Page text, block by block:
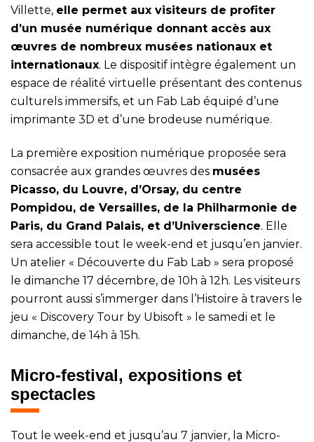
Villette, elle permet aux visiteurs de profiter
d’un musée numérique donnant accès aux
œuvres de nombreux musées nationaux et
internationaux. Le dispositif intègre également un
espace de réalité virtuelle présentant des contenus
culturels immersifs, et un Fab Lab équipé d’une
imprimante 3D et d’une brodeuse numérique.
La première exposition numérique proposée sera
consacrée aux grandes œuvres des musées
Picasso, du Louvre, d’Orsay, du centre
Pompidou, de Versailles, de la Philharmonie de
Paris, du Grand Palais, et d’Universcience. Elle
sera accessible tout le week-end et jusqu’en janvier.
Un atelier « Découverte du Fab Lab » sera proposé
le dimanche 17 décembre, de 10h à 12h. Les visiteurs
pourront aussi s’immerger dans l’Histoire à travers le
jeu « Discovery Tour by Ubisoft » le samedi et le
dimanche, de 14h à 15h.
Micro-festival, expositions et
spectacles
Tout le week-end et jusqu’au 7 janvier, la Micro-